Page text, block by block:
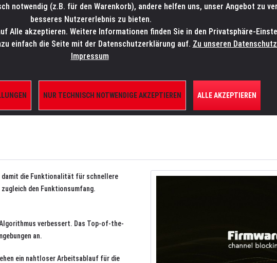
HOTLINE: +49 5451 5900-800 24/7: sales@lmp.de SERVICE-WERKSTATT
MARKEN AKTUELLES SERVICE ÜBER UNS
die Funktionalität für schnellere
den Funktionsumfang.
verbessert. Das Top-of-the-
an.
ein nahtloser Arbeitsablauf für die
notwendig (z.B. für den Warenkorb), andere helfen uns, unser Angebot zu
besseres Nutzererlebnis zu bieten.
Alle akzeptieren. Weitere Informationen finden Sie in den Privatsphäre-
einfach die Seite mit der Datenschutzerklärung auf. Zu unseren
Impressum
NUR TECHNISCH NOTWENDIGE AKZEPTIEREN ALLE AKZEPTIEREN